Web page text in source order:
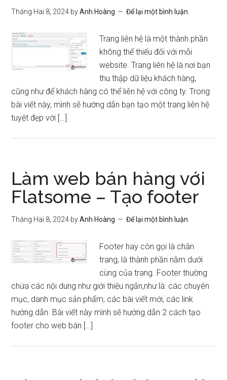
Tháng Hai 8, 2024 byAnh Hoàng Để lại một bình luận
Trang liên hệ là một thành phần
không thể thiếu đối với mỗi
website. Trang liên hệ là nơi bạn
thu thập dữ liệu khách hàng,
cũng như để khách hàng có thể liên hệ với công ty. Trong
bài viết này, mình sẽ hướng dẫn bạn tạo một trang liên hệ
tuyệt đẹp với […]
Làm web bán hàng với
Flatsome – Tạo footer
Tháng Hai 8, 2024 byAnh Hoàng Để lại một bình luận
Footer hay còn gọi là chân
trang, là thành phần nằm dưới
cùng của trang. Footer thường
chứa các nội dung như giới thiệu ngắn,như là: các chuyên
mục, danh mục sản phẩm, các bài viết mới, các link
hướng dẫn. Bài viết này mình sẽ hướng dẫn 2 cách tạo
footer cho web bán […]